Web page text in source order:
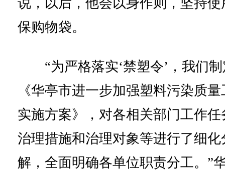
说，以后，他会以身作则，坚持使
保购物袋。
“为严格落实‘禁塑令’，我们制
《华亭市进一步加强塑料污染质
实施方案》，对各相关部门工作任
治理措施和治理对象等进行了细化
解，全面明确各单位职责分工。”